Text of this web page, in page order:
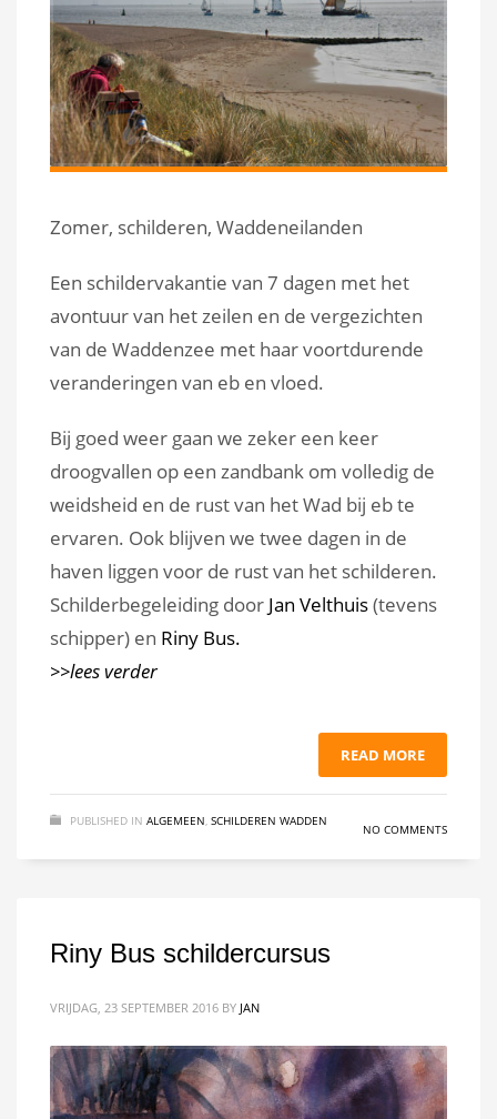
Zomer, schilderen, Waddeneilanden
Een schildervakantie van 7 dagen met het
avontuur van het zeilen en de vergezichten
van de Waddenzee met haar voortdurende
veranderingen van eb en vloed.
Bij goed weer gaan we zeker een keer
droogvallen op een zandbank om volledig de
weidsheid en de rust van het Wad bij eb te
ervaren. Ook blijven we twee dagen in de
haven liggen voor de rust van het schilderen.
Schilderbegeleiding door Jan Velthuis(tevens
schipper) en Riny Bus.
>>lees verder
READ MORE
PUBLISHED IN ALGEMEEN, SCHILDEREN WADDEN
NO COMMENTS
Riny Bus schildercursus
VRIJDAG, 23 SEPTEMBER 2016 BY JAN